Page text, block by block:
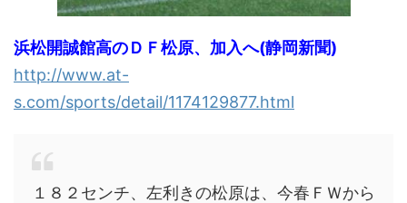
浜松開誠館高のＤＦ松原、加入へ(静岡新聞)
http://www.at-
s.com/sports/detail/1174129877.html
１８２センチ、左利きの松原は、今春ＦＷから